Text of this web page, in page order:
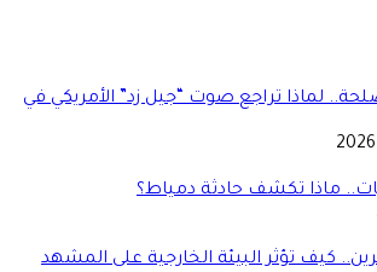
لماذا تراجع صوت “جيل زد” الأمريكي في
ماذا تكشف حادثة دمياط؟
كيف تؤثر البيئة الخارجية على المشهد